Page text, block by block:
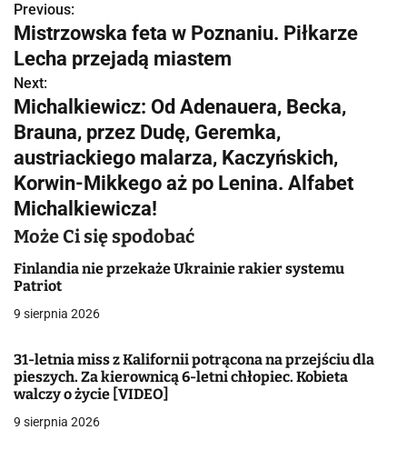
N
a
w
i
g
a
c
j
a
w
p
i
s
Previous:
Mistrzowska feta w Poznaniu. Piłkarze
Lecha przejadą miastem
Next:
Michalkiewicz: Od Adenauera, Becka,
Brauna, przez Dudę, Geremka,
austriackiego malarza, Kaczyńskich,
Korwin-Mikkego aż po Lenina. Alfabet
Michalkiewicza!
Może Ci się spodobać
Finlandia nie przekaże Ukrainie rakier systemu
Patriot
9 sierpnia 2026
31-letnia miss z Kalifornii potrącona na przejściu dla
pieszych. Za kierownicą 6-letni chłopiec. Kobieta
walczy o życie [VIDEO]
9 sierpnia 2026